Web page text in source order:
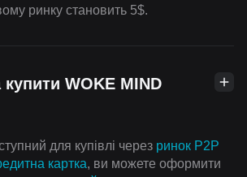
ринку становить 5$.
WOKE MIND
для купівлі через ринок P2P
картка, ви можете оформити